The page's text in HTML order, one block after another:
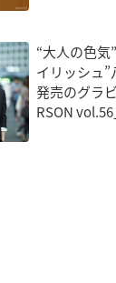
“大人の色気
イリッシュ
発売のグラ
RSON